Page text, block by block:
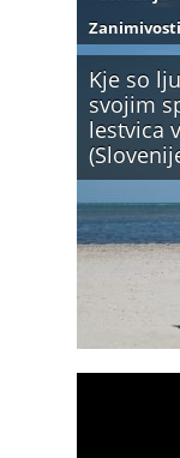
Kje so
svojim
lestvica